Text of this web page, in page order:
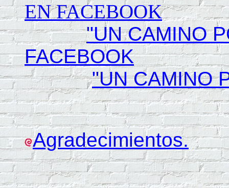
EN FACEBOOK
"UN CAMINO
FACEBOOK
"UN CAMINO
Agradecimientos.